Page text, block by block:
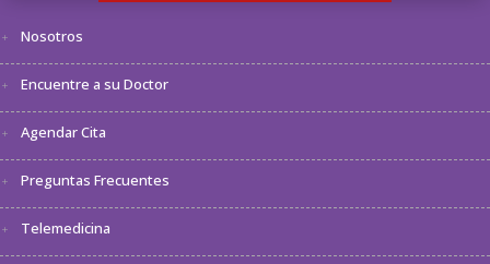
Nosotros
Encuentre a su Doctor
Agendar Cita
Preguntas Frecuentes
Telemedicina